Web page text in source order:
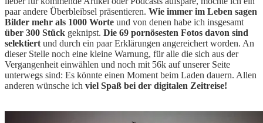
paar andere Überbleibsel präsentieren. Wie immer im Leben sagen
Bilder mehr als 1000 Worte und von denen habe ich insgesamt
über 300 Stück geknipst. Die 69 pornösesten Fotos davon sind
selektiert und durch ein paar Erklärungen angereichert worden. An
dieser Stelle noch eine kleine Warnung, für alle die sich aus der
Vergangenheit einwählen und noch mit 56k auf unserer Seite
unterwegs sind: Es könnte einen Moment beim Laden dauern. Allen
anderen wünsche ich viel Spaß bei der digitalen Zeitreise!